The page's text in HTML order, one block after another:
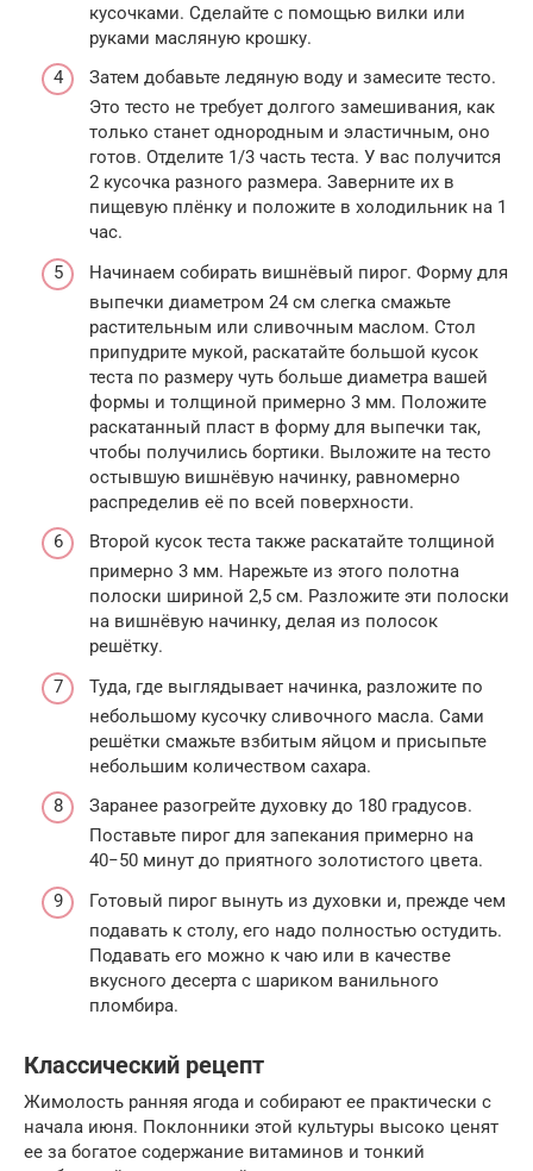
кусочками. Сделайте с помощью вилки или
руками масляную крошку.
Затем добавьте ледяную воду и замесите тесто.
Это тесто не требует долгого замешивания, как
только станет однородным и эластичным, оно
готов. Отделите 1/3 часть теста. У вас получится
2 кусочка разного размера. Заверните их в
пищевую плёнку и положите в холодильник на 1
час.
Начинаем собирать вишнёвый пирог. Форму для
выпечки диаметром 24 см слегка смажьте
растительным или сливочным маслом. Стол
припудрите мукой, раскатайте большой кусок
теста по размеру чуть больше диаметра вашей
формы и толщиной примерно 3 мм. Положите
раскатанный пласт в форму для выпечки так,
чтобы получились бортики. Выложите на тесто
остывшую вишнёвую начинку, равномерно
распределив её по всей поверхности.
Второй кусок теста также раскатайте толщиной
примерно 3 мм. Нарежьте из этого полотна
полоски шириной 2,5 см. Разложите эти полоски
на вишнёвую начинку, делая из полосок
решётку.
Туда, где выглядывает начинка, разложите по
небольшому кусочку сливочного масла. Сами
решётки смажьте взбитым яйцом и присыпьте
небольшим количеством сахара.
Заранее разогрейте духовку до 180 градусов.
Поставьте пирог для запекания примерно на
40−50 минут до приятного золотистого цвета.
Готовый пирог вынуть из духовки и, прежде чем
подавать к столу, его надо полностью остудить.
Подавать его можно к чаю или в качестве
вкусного десерта с шариком ванильного
пломбира.
Классический рецепт
Жимолость ранняя ягода и собирают ее практически с
начала июня. Поклонники этой культуры высоко ценят
ее за богатое содержание витаминов и тонкий